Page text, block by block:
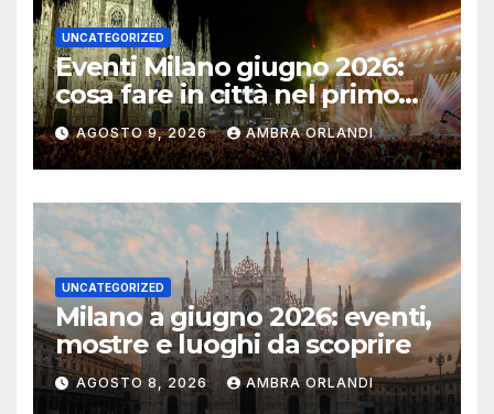
UNCATEGORIZED
Eventi Milano giugno 2026:
cosa fare in città nel primo
mese d’estate
AGOSTO 9, 2026 AMBRA ORLANDI
UNCATEGORIZED
Milano a giugno 2026: eventi,
mostre e luoghi da scoprire
AGOSTO 8, 2026 AMBRA ORLANDI